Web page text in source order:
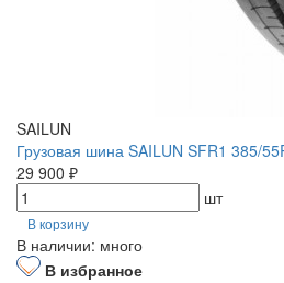
SAILUN
Грузовая шина SAILUN SFR1 385/
29 900 ₽
шт
В корзину
В наличии: много
В избранное